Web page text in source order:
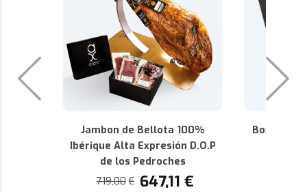
Jambon de Bellota 100%
Ibérique Alta Expresión D.O.P
de los Pedroches
719,00 € 647,11 €
Box